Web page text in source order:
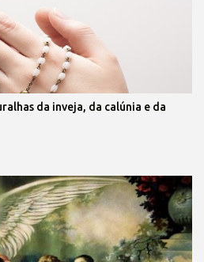
da inveja, da calúnia e da